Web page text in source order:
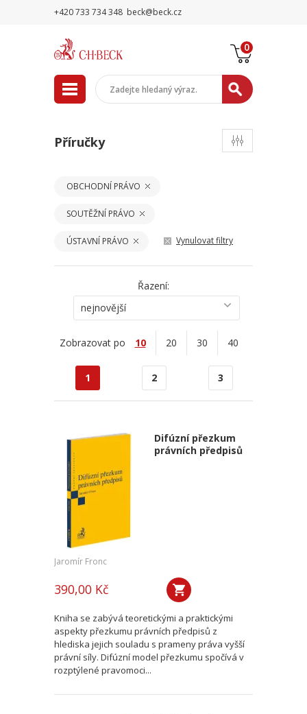
+420 733 734 348 beck@beck.cz
0
Příručky
OBCHODNÍ PRÁVO
SOUTĚŽNÍ PRÁVO
ÚSTAVNÍ PRÁVO Vynulovat filtry
Řazení:
nejnovější
Zobrazovat po 10 20 30 40
1 2 3
Difúzní přezkum
právních předpisů
Jaromír Fronc
390,00 Kč
Kniha se zabývá teoretickými a praktickými
aspekty přezkumu právních předpisů z
hlediska jejich souladu s prameny práva vyšší
právní síly. Difúzní model přezkumu spočívá v
rozptýlené pravomoci...